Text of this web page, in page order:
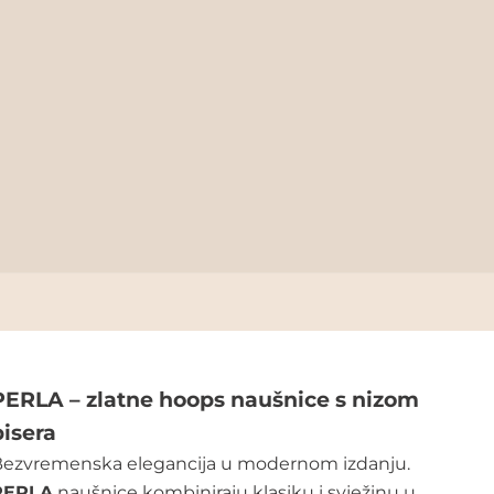
– zlatne hoops naušnice s nizom
elegancija u modernom izdanju.